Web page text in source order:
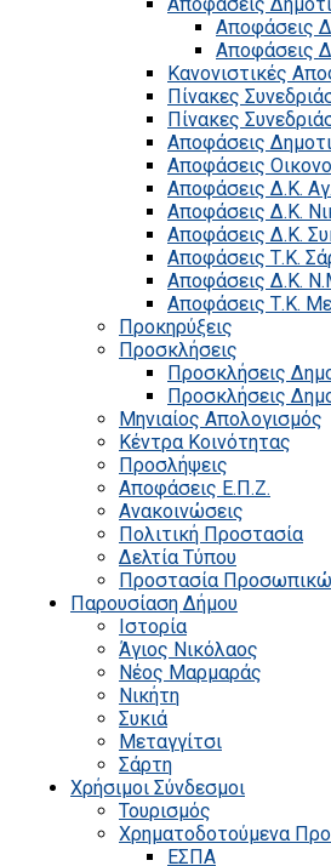
Αποφάσεις
Αποφάσεις
Κανονιστικές
Πίνακες
Πίνακες
Αποφάσεις
Αποφάσεις
Αποφάσεις Δ.Κ.
Αποφάσεις Δ.Κ.
Αποφάσεις Δ.Κ.
Αποφάσεις Τ.Κ.
Αποφάσεις Δ.Κ.
Αποφάσεις Τ.Κ.
Προκηρύξεις
Προσκλήσεις
Προσκλήσεις
Προσκλήσεις
Μηνιαίος Απολογισμός
Κέντρα Κοινότητας
Προσλήψεις
Αποφάσεις Ε.Π.Ζ.
Ανακοινώσεις
Πολιτική Προστασία
Δελτία Τύπου
Προστασία
Παρουσίαση Δήμου
Ιστορία
Άγιος Νικόλαος
Νέος Μαρμαράς
Νικήτη
Συκιά
Μεταγγίτσι
Σάρτη
Χρήσιμοι Σύνδεσμοι
Τουρισμός
Χρηματοδοτούμενα
ΕΣΠΑ